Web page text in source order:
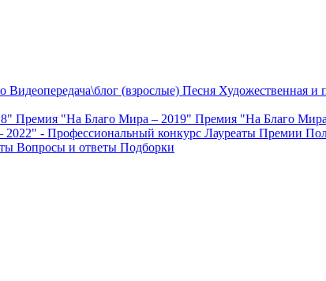
Видеопередача\блог (взрослые) Песня Художественная и
Премия "На Благо Мира – 2019" Премия "На Благо
- Профессиональный конкурс Лауреаты Премии
Вопросы и ответы Подборки